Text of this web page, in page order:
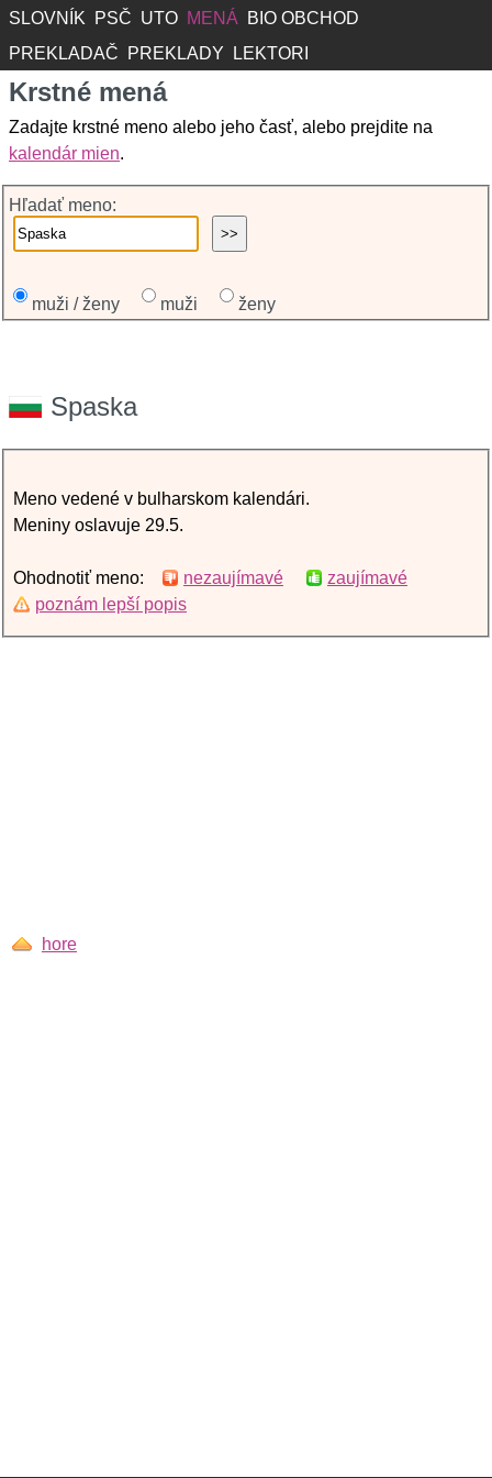
SLOVNÍK PSČ UTO MENÁ
BIO OBCHOD
PREKLADAČ
PREKLADY LEKTORI
Krstné mená
Zadajte krstné meno alebo jeho časť, alebo prejdite na
kalendár mien.
Hľadať meno:
muži / ženy muži ženy
Spaska
Meno vedené v bulharskom kalendári.
Meniny oslavuje 29.5.
Ohodnotiť meno: nezaujímavé
zaujímavé
poznám lepší popis
hore